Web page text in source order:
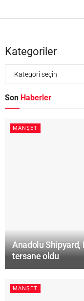
Kategoriler
Son Haberler
MANŞET
Anadolu Shipyard,
tersane oldu
MANŞET